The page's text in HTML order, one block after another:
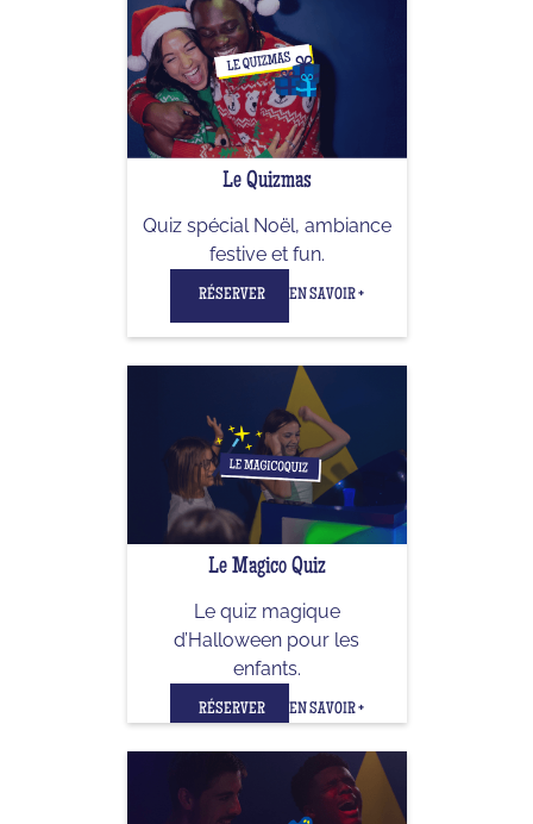
Le Quizmas
Quiz spécial Noël, ambiance
festive et fun.
RÉSERVER EN SAVOIR +
Le Magico Quiz
Le quiz magique
d’Halloween pour les
enfants.
RÉSERVER EN SAVOIR +